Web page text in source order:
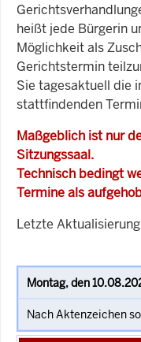
heißt jede Bürgerin
Möglichkeit als
Gerichtstermin
Sie tagesaktuell die
stattfindenden
Maßgeblich ist nur
Sitzungssaal.
Technisch bedingt
Termine als
Letzte